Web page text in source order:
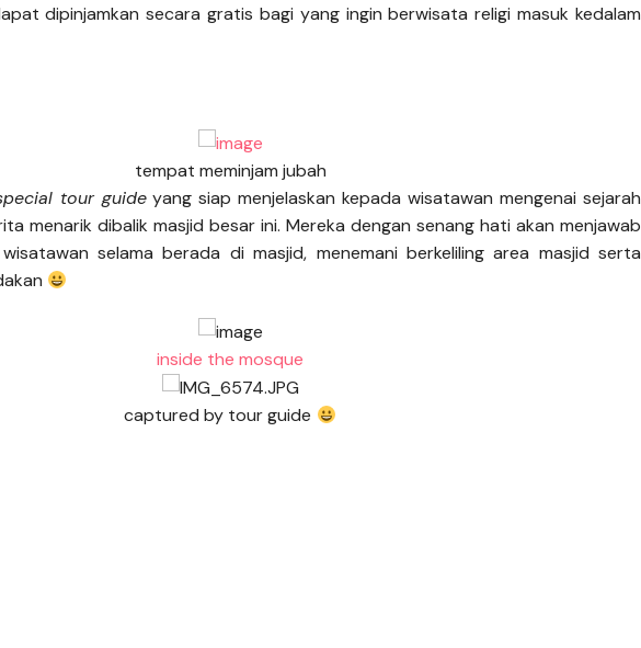
dipinjamkan secara gratis bagi yang ingin berwisata religi masuk kedalam
tempat meminjam jubah
tour guideyang siap menjelaskan kepada wisatawan mengenai sejarah
menarik dibalik masjid besar ini. Mereka dengan senang hati akan menjawab
selama berada di masjid, menemani berkeliling area masjid serta
inside the mosque
captured by tour guide